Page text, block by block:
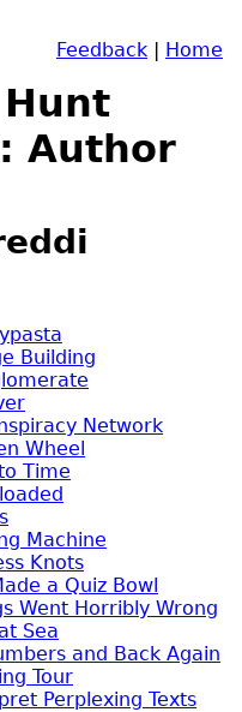
Feedback | Home
Author
Building
Network
Wheel
Time
Machine
Knots
a Quiz Bowl
Went Horribly Wrong
Sea
and Back Again
Tour
Perplexing Texts